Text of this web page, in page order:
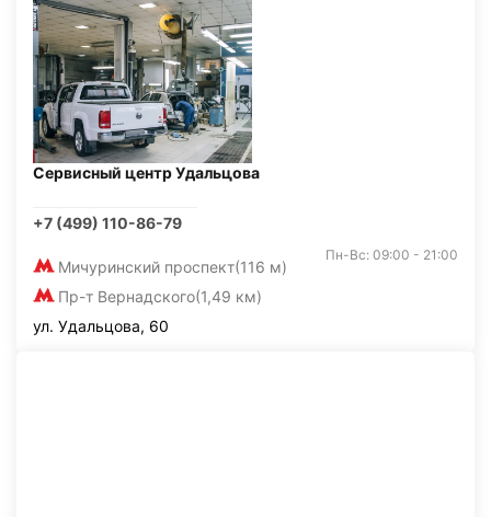
Сервисный центр Удальцова
+7 (499) 110-86-79
Мичуринский проспект(116 м)
Пр-т Вернадского(1,49 км)
Пн-Вс: 09:00 - 21:00
ул. Удальцова, 60